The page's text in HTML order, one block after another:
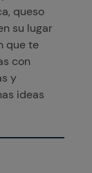
queso
su lugar
que te
con
y
ideas